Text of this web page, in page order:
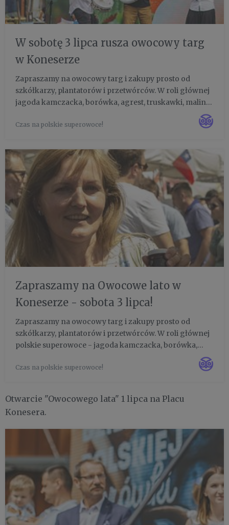
W sobotę 3 lipca rusza owocowy targ
w Koneserze
Zapraszamy na owocowy targ i zakupy prosto od
szkółkarzy, plantatorów i przetwórców. W roli głównej
jagoda kamczacka, borówka, agrest, truskawki, maliny,
czarna, czerwona porzeczka, jeżyny i aronia. W jednym
miejscu, wszystko od pola na talerz, dzięki współpracy
Czas na polskie superowoce!
Zapraszamy na Owocowe lato w
Koneserze - sobota 3 lipca!
Zapraszamy na owocowy targ i zakupy prosto od
szkółkarzy, plantatorów i przetwórców. W roli głównej
polskie superowoce - jagoda kamczacka, borówka,
porzeczka, jeżyny i aronia. W jednym miejscu, wszystko
Czas na polskie superowoce!
Otwarcie "Owocowego lata" 1 lipca na Placu
Konesera.